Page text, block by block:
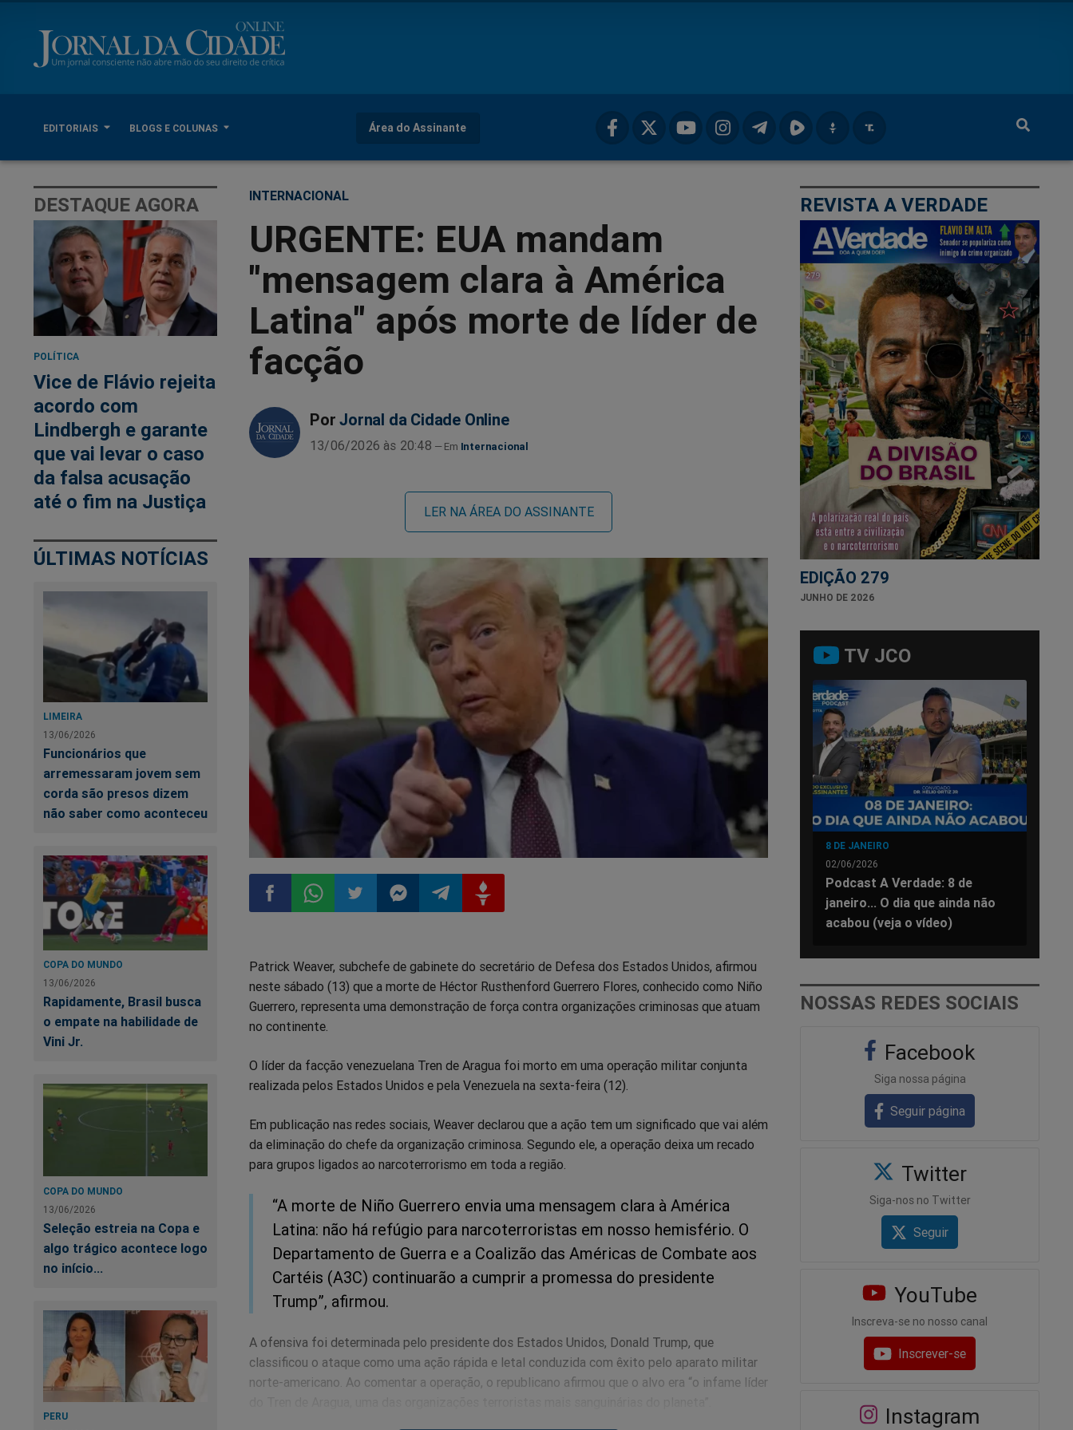
EDITORIAIS BLOGS E COLUNAS Área do Assinante
DESTAQUE AGORA
POLÍTICA
Vice de Flávio rejeita
acordo com
Lindbergh e garante
que vai levar o caso
da falsa acusação
até o fim na Justiça
ÚLTIMAS NOTÍCIAS
LIMEIRA
13/06/2026
Funcionários que
arremessaram jovem sem
corda são presos dizem
não saber como aconteceu
COPA DO MUNDO
13/06/2026
Rapidamente, Brasil busca
o empate na habilidade de
Vini Jr.
COPA DO MUNDO
13/06/2026
Seleção estreia na Copa e
algo trágico acontece logo
no início...
PERU
INTERNACIONAL
URGENTE: EUA mandam
"mensagem clara à América
Latina" após morte de líder de
facção
Por Jornal da Cidade Online
13/06/2026 às 20:48 Internacional
LER NA ÁREA DO ASSINANTE
no
Facebook
no
Whatsapp
no
Twitter
no
Messenger
no
Telegram
no
Gettr
Patrick Weaver, subchefe de gabinete do secretário de Defesa dos Estados Unidos, afirmou
neste sábado (13) que a morte de Héctor Rusthenford Guerrero Flores, conhecido como Niño
Guerrero, representa uma demonstração de força contra organizações criminosas que atuam
no continente.
O líder da facção venezuelana Tren de Aragua foi morto em uma operação militar conjunta
realizada pelos Estados Unidos e pela Venezuela na sexta-feira (12).
Em publicação nas redes sociais, Weaver declarou que a ação tem um significado que vai além
da eliminação do chefe da organização criminosa. Segundo ele, a operação deixa um recado
para grupos ligados ao narcoterrorismo em toda a região.
“A morte de Niño Guerrero envia uma mensagem clara à América
Latina: não há refúgio para narcoterroristas em nosso hemisfério. O
Departamento de Guerra e a Coalizão das Américas de Combate aos
Cartéis (A3C) continuarão a cumprir a promessa do presidente
Trump”, afirmou.
A ofensiva foi determinada pelo presidente dos Estados Unidos, Donald Trump, que
classificou o ataque como uma ação rápida e letal conduzida com êxito pelo aparato militar
norte-americano. Ao comentar a operação, o republicano afirmou que o alvo era “o infame líder
REVISTA A VERDADE
EDIÇÃO 279
JUNHO DE 2026
TV JCO
8 DE JANEIRO
02/06/2026
Podcast A Verdade: 8 de
janeiro... O dia que ainda não
acabou (veja o vídeo)
NOSSAS REDES SOCIAIS
Facebook
Siga nossa página
Seguir página
Twitter
Siga-nos no Twitter
Seguir
YouTube
Inscreva-se no nosso canal
Inscrever-se
Instagram